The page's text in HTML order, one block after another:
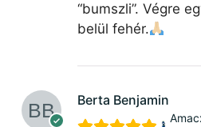
“bumszli”. Végre
belül fehér.
Berta Benjamin